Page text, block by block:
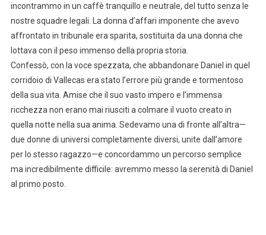
incontrammo in un caffè tranquillo e neutrale, del tutto senza le
nostre squadre legali. La donna d’affari imponente che avevo
affrontato in tribunale era sparita, sostituita da una donna che
lottava con il peso immenso della propria storia.
Confessò, con la voce spezzata, che abbandonare Daniel in quel
corridoio di Vallecas era stato l’errore più grande e tormentoso
della sua vita. Amise che il suo vasto impero e l’immensa
ricchezza non erano mai riusciti a colmare il vuoto creato in
quella notte nella sua anima. Sedevamo una di fronte all’altra—
due donne di universi completamente diversi, unite dall’amore
per lo stesso ragazzo—e concordammo un percorso semplice
ma incredibilmente difficile: avremmo messo la serenità di Daniel
al primo posto.